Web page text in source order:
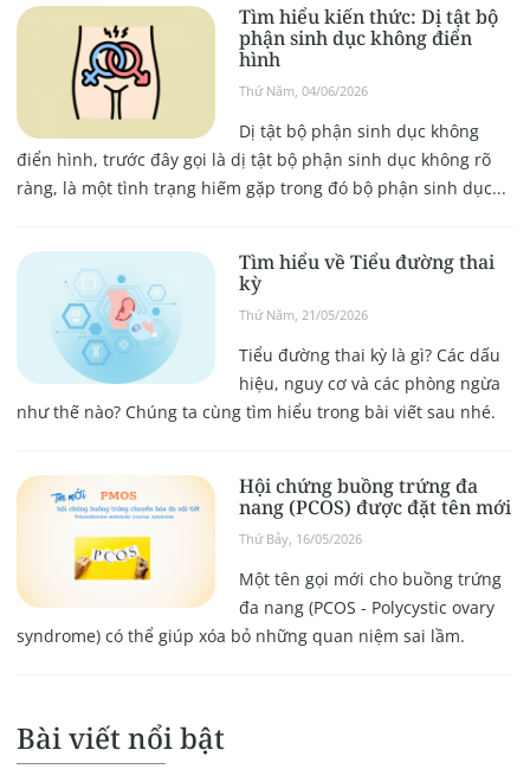
Tìm hiểu kiến thức: Dị tật bộ
phận sinh dục không điển
hình
Thứ Năm, 04/06/2026
Dị tật bộ phận sinh dục không
điển hình, trước đây gọi là dị tật bộ phận sinh dục không rõ
ràng, là một tình trạng hiếm gặp trong đó bộ phận sinh dục...
Tìm hiểu về Tiểu đường thai
kỳ
Thứ Năm, 21/05/2026
Tiểu đường thai kỳ là gì? Các dấu
hiệu, nguy cơ và các phòng ngừa
như thế nào? Chúng ta cùng tìm hiểu trong bài viết sau nhé.
Hội chứng buồng trứng đa
nang (PCOS) được đặt tên mới
Thứ Bảy, 16/05/2026
Một tên gọi mới cho buồng trứng
đa nang (PCOS - Polycystic ovary
syndrome) có thể giúp xóa bỏ những quan niệm sai lầm.
Bài viết nổi bật